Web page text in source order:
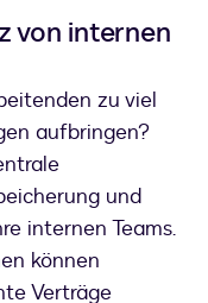
von internen
zu viel
aufbringen?
und
internen Teams.
können
Verträge